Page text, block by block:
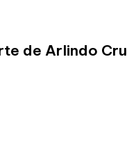
de Arlindo